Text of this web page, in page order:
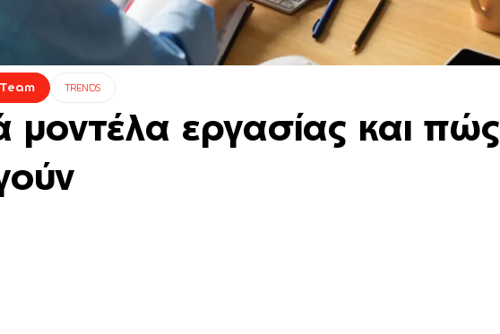
TRENDS
μοντέλα εργασίας και πώς